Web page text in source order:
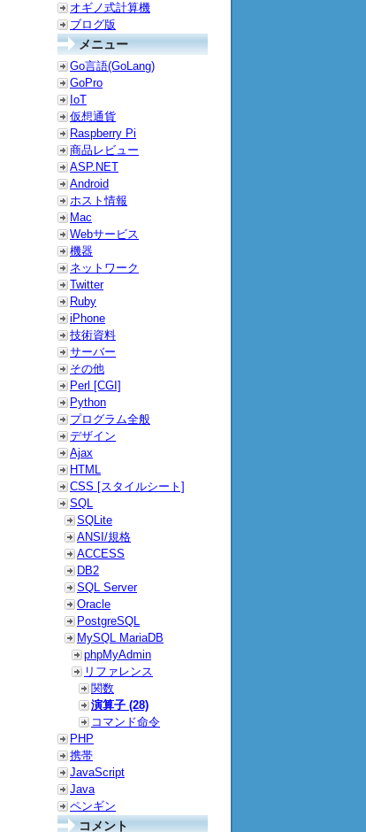
オギノ式計算機
ブログ版
メニュー
Go言語(GoLang)
GoPro
IoT
仮想通貨
Raspberry Pi
商品レビュー
ASP.NET
Android
ホスト情報
Mac
Webサービス
機器
ネットワーク
Twitter
Ruby
iPhone
技術資料
サーバー
その他
Perl [CGI]
Python
プログラム全般
デザイン
Ajax
HTML
CSS [スタイルシート]
SQL
SQLite
ANSI/規格
ACCESS
DB2
SQL Server
Oracle
PostgreSQL
MySQL MariaDB
phpMyAdmin
リファレンス
関数
演算子 (28)
コマンド命令
PHP
携帯
JavaScript
Java
ペンギン
コメント